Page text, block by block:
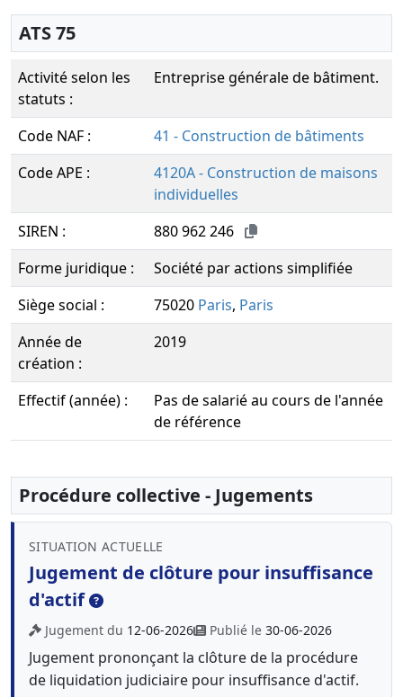
ATS 75
Activité selon les
statuts :
Entreprise générale de bâtiment.
Code NAF :
41 - Construction de bâtiments
Code APE :
4120A - Construction de maisons
individuelles
SIREN :
880 962 246
Forme juridique :
Société par actions simplifiée
Siège social :
75020 Paris, Paris
Année de
création :
2019
Effectif (année) :
Pas de salarié au cours de l'année
de référence
Procédure collective - Jugements
SITUATION ACTUELLE
Jugement de clôture pour insuffisance
d'actif
Jugement du 12-06-2026 Publié le 30-06-2026
Jugement prononçant la clôture de la procédure
de liquidation judiciaire pour insuffisance d'actif.